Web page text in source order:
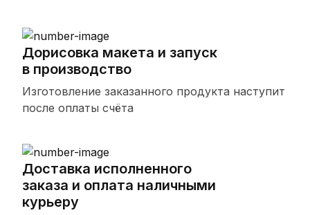
Дорисовка макета и запуск
в производство
Изготовление заказанного продукта наступит
после оплаты счёта
Доставка исполненного
заказа и оплата наличными
курьеру